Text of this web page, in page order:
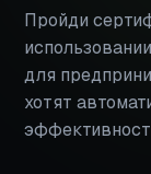
Пройди
для
хотят